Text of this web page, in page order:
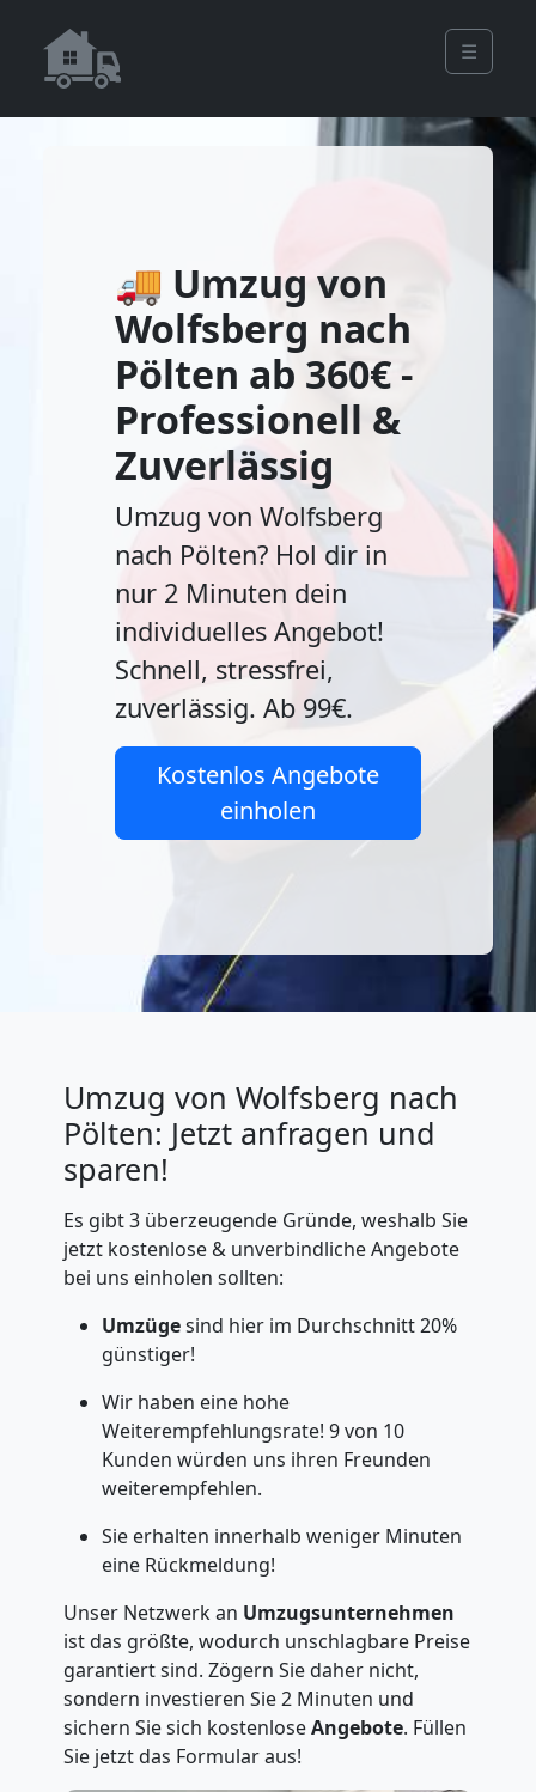
☰
🚚 Umzug von
Wolfsberg nach
Pölten ab 360€ -
Professionell &
Zuverlässig
Umzug von Wolfsberg
nach Pölten? Hol dir in
nur 2 Minuten dein
individuelles Angebot!
Schnell, stressfrei,
zuverlässig. Ab 99€.
Kostenlos Angebote
einholen
Umzug von Wolfsberg nach
Pölten: Jetzt anfragen und
sparen!
Es gibt 3 überzeugende Gründe, weshalb Sie
jetzt kostenlose & unverbindliche Angebote
bei uns einholen sollten:
Umzügesind hier im Durchschnitt 20%
günstiger!
Wir haben eine hohe
Weiterempfehlungsrate! 9 von 10
Kunden würden uns ihren Freunden
weiterempfehlen.
Sie erhalten innerhalb weniger Minuten
eine Rückmeldung!
Unser Netzwerk an Umzugsunternehmen
ist das größte, wodurch unschlagbare Preise
garantiert sind. Zögern Sie daher nicht,
sondern investieren Sie 2 Minuten und
sichern Sie sich kostenloseAngebote. Füllen
Sie jetzt das Formular aus!